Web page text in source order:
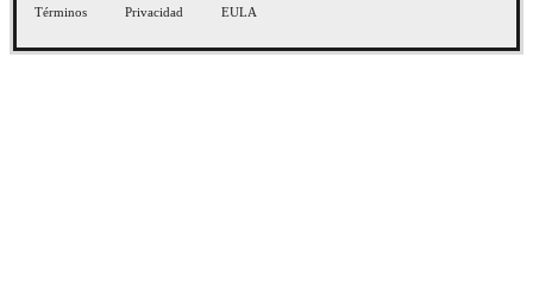
Términos Privacidad EULA